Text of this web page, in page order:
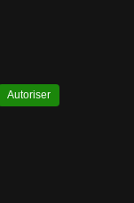
Autoriser